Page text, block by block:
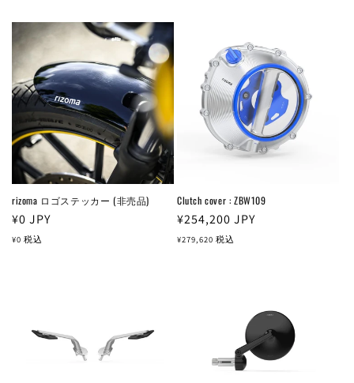
rizoma ロゴステッカー (非売品)
通
常
¥0 JPY
¥0 税込
Clutch cover : ZBW109
通
常
¥254,200 JPY
¥279,620 税込